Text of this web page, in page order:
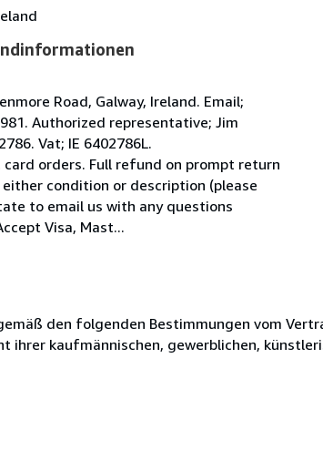
Road, Galway, Ireland. Email;
Authorized representative; Jim
Vat; IE 6402786L.
orders. Full refund on prompt return
condition or description (please
to email us with any questions
Visa, Mast...
den folgenden Bestimmungen vom
ihrer kaufmännischen, gewerblichen,